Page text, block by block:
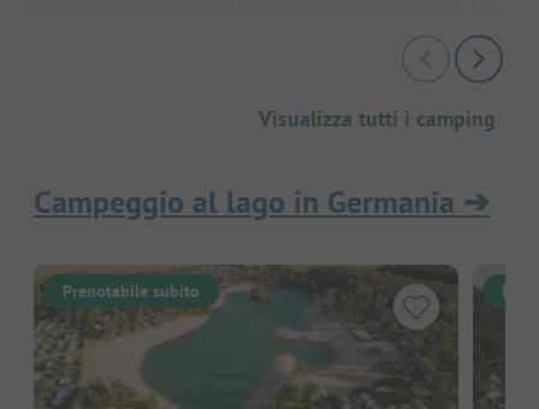
Visualizza tutti i camping
Campeggio al lago in Germania ➔
Prenotabile subito